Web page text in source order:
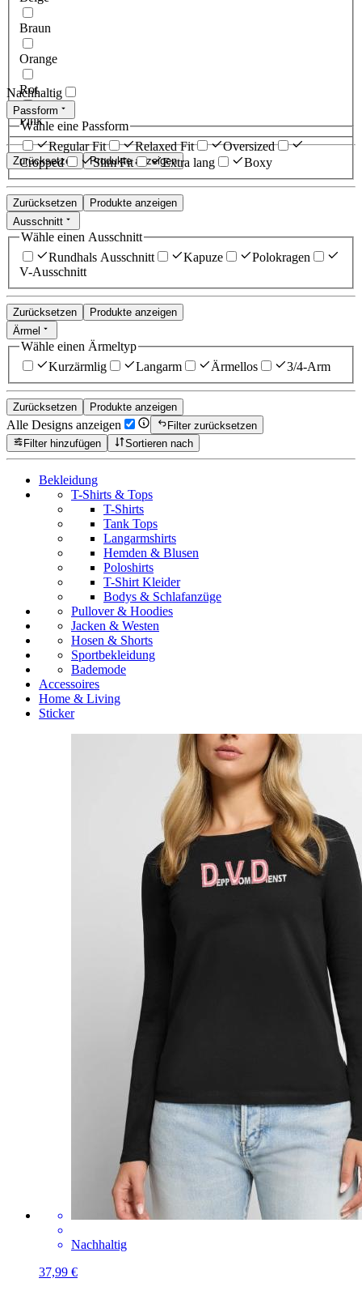
Braun
Orange
Rot
Pink
Zurücksetzen Produkte anzeigen
Nachhaltig
Passform
Wähle eine Passform
Regular Fit
Relaxed Fit
Oversized
Cropped
Slim Fit Extra lang Boxy
Zurücksetzen
Produkte anzeigen
Ausschnitt
Wähle einen Ausschnitt
Rundhals Ausschnitt
Kapuze
Polokragen
V-Ausschnitt
Zurücksetzen
Produkte anzeigen
Ärmel
Wähle einen Ärmeltyp
Kurzärmlig
Langarm Ärmellos 3/4-Arm
Zurücksetzen Produkte anzeigen
Alle Designs anzeigen
Filter zurücksetzen
Filter hinzufügen
Sortieren nach
Bekleidung
T-Shirts & Tops
T-Shirts
Tank Tops
Langarmshirts
Hemden & Blusen
Poloshirts
T-Shirt Kleider
Bodys & Schlafanzüge
Pullover & Hoodies
Jacken & Westen
Hosen & Shorts
Sportbekleidung
Bademode
Accessoires
Home & Living
Sticker
Nachhaltig
37,99 €